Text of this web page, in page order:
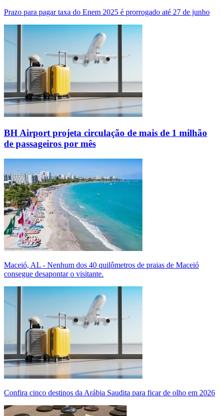
Prazo para pagar taxa do Enem 2025 é prorrogado até 27 de junho
BH Airport projeta circulação de mais de 1 milhão
de passageiros por mês
Maceió, AL - Nenhum dos 40 quilômetros de praias de Maceió
consegue desapontar o visitante.
Confira cinco destinos da Arábia Saudita para ficar de olho em 2026